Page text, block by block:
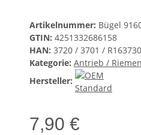
Artikelnummer: Bügel
GTIN: 4251332686158
HAN: 3720 / 3701 /
Kategorie: Antrieb /
Hersteller:
7,90 €